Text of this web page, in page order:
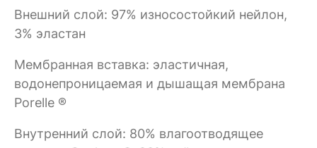
Внешний слой: 97% износостойкий нейлон,
3% эластан
Мембранная вставка: эластичная,
водонепроницаемая и дышащая мембрана
Porelle ®
Внутренний слой: 80% влагоотводящее